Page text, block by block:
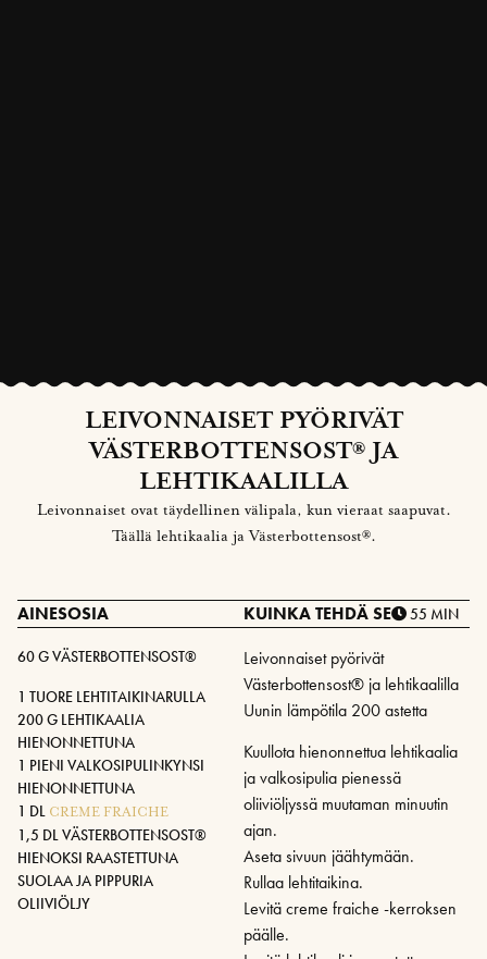
LEIVONNAISET PYÖRIVÄT
VÄSTERBOTTENSOST® JA
LEHTIKAALILLA
Leivonnaiset ovat täydellinen välipala, kun vieraat saapuvat.
Täällä lehtikaalia ja Västerbottensost®.
AINESOSIA
60 G VÄSTERBOTTENSOST®
1 TUORE LEHTITAIKINARULLA
200 G LEHTIKAALIA
HIENONNETTUNA
1 PIENI VALKOSIPULINKYNSI
HIENONNETTUNA
1 DL CREME FRAICHE
1,5 DL VÄSTERBOTTENSOST®
HIENOKSI RAASTETTUNA
SUOLAA JA PIPPURIA
OLIIVIÖLJY
KUINKA TEHDÄ SE 55 MIN
Leivonnaiset pyörivät
Västerbottensost® ja lehtikaalilla
Uunin lämpötila 200 astetta
Kuullota hienonnettua lehtikaalia
ja valkosipulia pienessä
oliiviöljyssä muutaman minuutin
ajan.
Aseta sivuun jäähtymään.
Rullaa lehtitaikina.
Levitä creme fraiche -kerroksen
päälle.